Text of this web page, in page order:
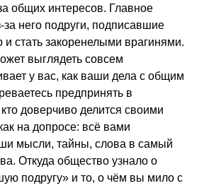
общих интересов. Главное
него подруги, подписавшие
стать закоренелыми врагинями.
выглядеть совсем
у вас, как ваши дела с общим
предпринять в
доверчиво делится своими
на допросе: всё вами
мысли, тайны, слова в самый
Откуда общество узнало о
подругу» и то, о чём вы мило с